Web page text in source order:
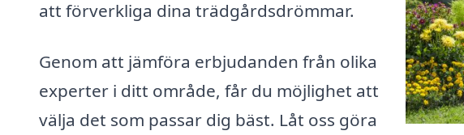
att förverkliga dina trädgårdsdrömmar.
Genom att jämföra erbjudanden från olika
experter i ditt område, får du möjlighet att
välja det som passar dig bäst. Låt oss göra